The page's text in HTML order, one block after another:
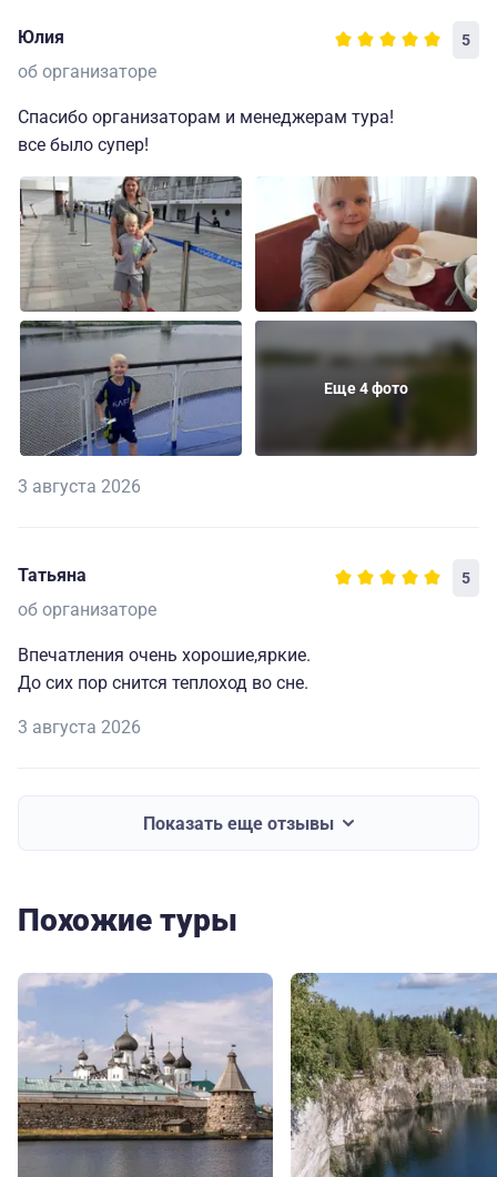
Юлия 5
об организаторе
Спасибо организаторам и менеджерам тура!
все было супер!
Еще 4 фото
3 августа 2026
Татьяна 5
об организаторе
Впечатления очень хорошие,яркие.
До сих пор снится теплоход во сне.
3 августа 2026
Показать еще отзывы
Похожие туры